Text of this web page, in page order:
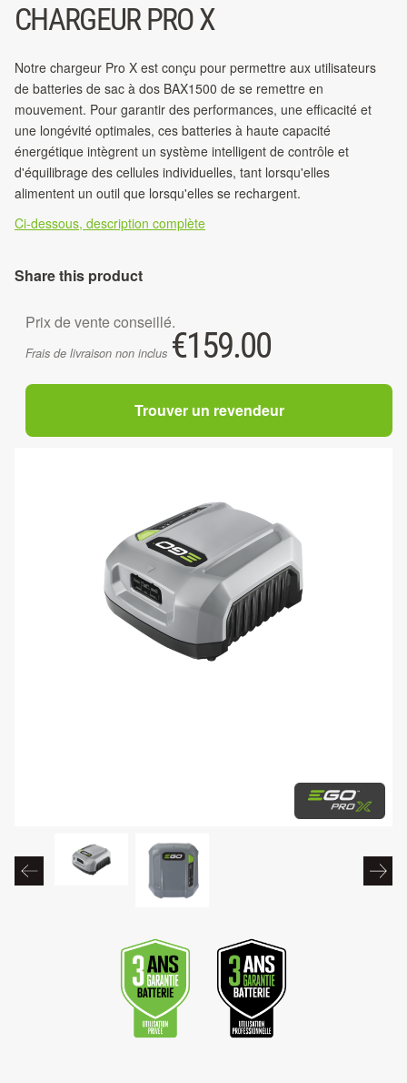
CHARGEUR PRO X
Notre chargeur Pro X est conçu pour permettre aux utilisateurs
de batteries de sac à dos BAX1500 de se remettre en
mouvement. Pour garantir des performances, une efficacité et
une longévité optimales, ces batteries à haute capacité
énergétique intègrent un système intelligent de contrôle et
d'équilibrage des cellules individuelles, tant lorsqu'elles
alimentent un outil que lorsqu'elles se rechargent.
Ci-dessous, description complète
Share this product
Prix de vente conseillé.
Frais de livraison non inclus €159.00
Trouver un revendeur